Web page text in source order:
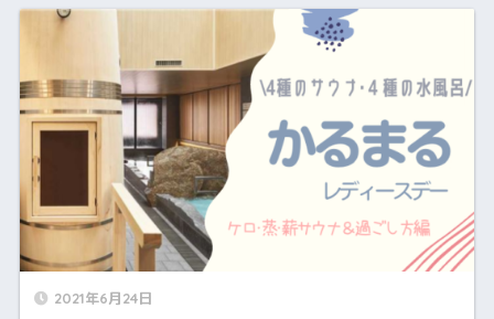
2021年6月24日